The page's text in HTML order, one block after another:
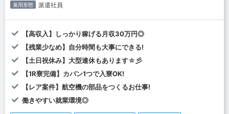
雇用形態 派遣社員
【高収入】しっかり稼げる月収30万円◎
【残業少なめ】自分時間も大事にできる!
【土日祝休み】大型連休もあります☆彡
【1R寮完備】カバン1つで入寮OK!
【レア案件】航空機の部品をつくるお仕事!
働きやすい就業環境◎